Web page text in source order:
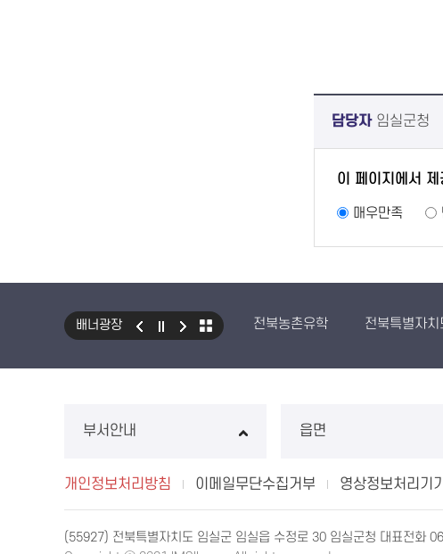
담당자임실군청
이 페이지에서
매우만족
배너광장 전북농촌유학 전북특별자
부서안내 읍면
개인정보처리방침 이메일무단수집거부 영상정보처리기
(55927) 전북특별자치도 임실군 임실읍 수정로 30 임실군청 대표전